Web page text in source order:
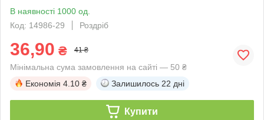
В наявності 1000 од.
Код: 14986-29
Роздріб
36,90 ₴ 41 ₴
Мінімальна сума замовлення на сайті — 50 ₴
Економія 4.10 ₴ Залишилось 22 дні
Купити